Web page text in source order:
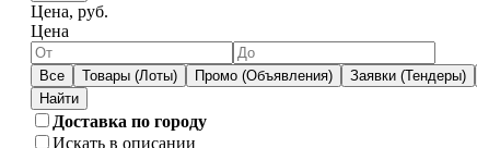
Цена, руб.
Цена
Все Товары (Лоты) Промо (Объявления) Заявки (Тендеры)
Доставка по городу
Искать в описании